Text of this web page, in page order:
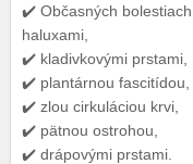
✔️ Občasných
haluxami,
✔️ kladivkovými prstami,
✔️ plantárnou fascitídou,
✔️ zlou cirkuláciou krvi,
✔️ pätnou ostrohou,
✔️ drápovými prstami.